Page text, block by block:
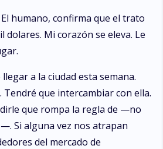
humano, confirma que el trato
dolares. Mi corazón se eleva. Le
a la ciudad esta semana.
Tendré que intercambiar con ella.
que rompa la regla de —no
Si alguna vez nos atrapan
del mercado de